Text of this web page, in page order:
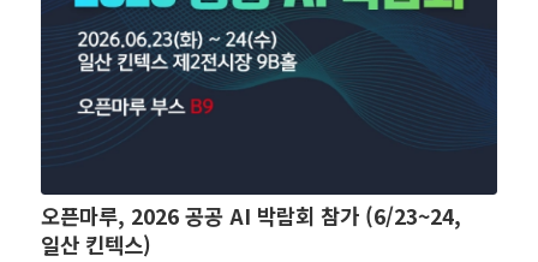
오픈마루, 2026 공공 AI 박람회 참가 (6/23~24,
일산 킨텍스)